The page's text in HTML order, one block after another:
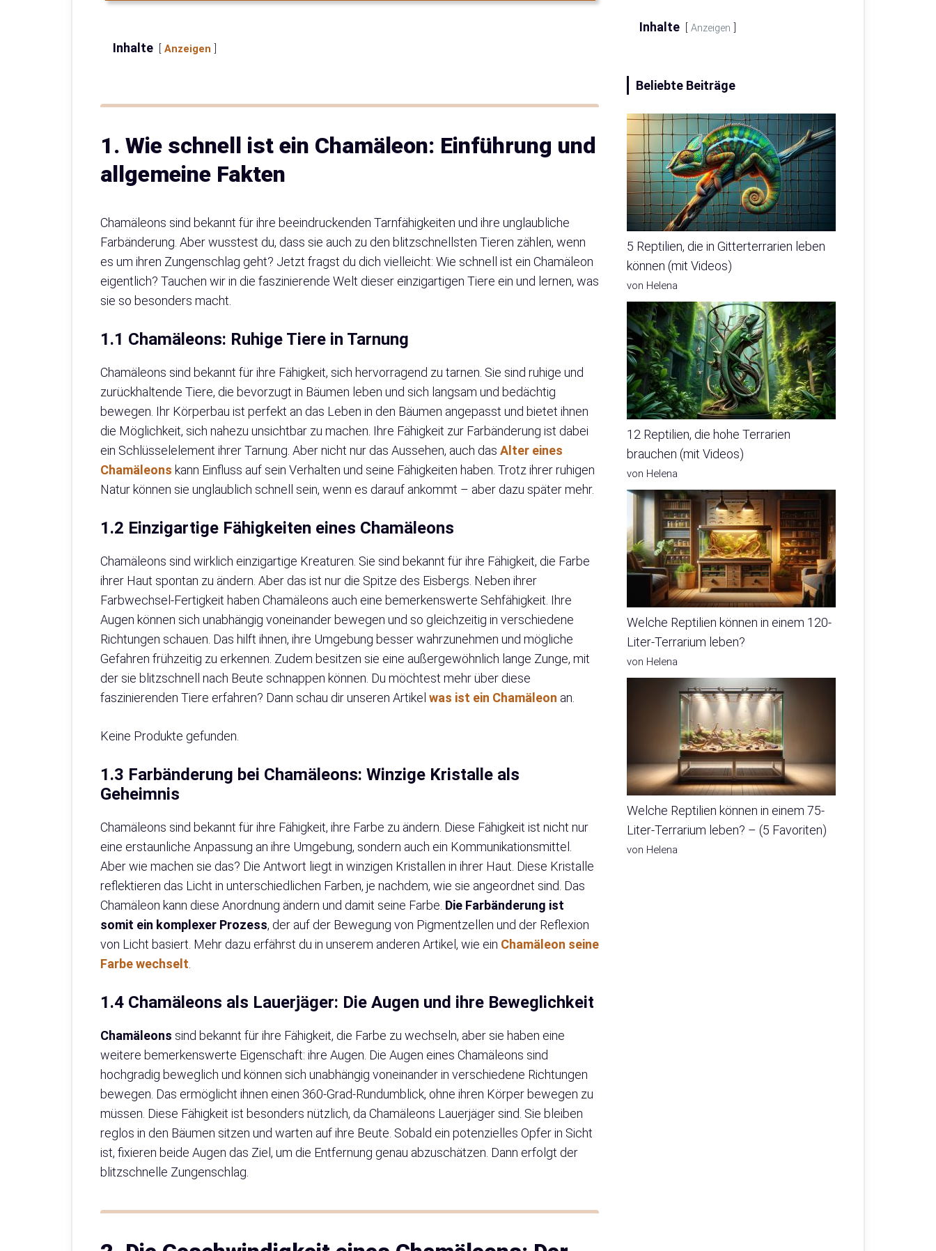
Inhalte Anzeigen
1. Wie schnell ist ein Chamäleon: Einführung und
allgemeine Fakten
Chamäleons sind bekannt für ihre beeindruckenden Tarnfähigkeiten und ihre unglaubliche
Farbänderung. Aber wusstest du, dass sie auch zu den blitzschnellsten Tieren zählen, wenn
es um ihren Zungenschlag geht? Jetzt fragst du dich vielleicht: Wie schnell ist ein Chamäleon
eigentlich? Tauchen wir in die faszinierende Welt dieser einzigartigen Tiere ein und lernen, was
sie so besonders macht.
1.1 Chamäleons: Ruhige Tiere in Tarnung
Chamäleons sind bekannt für ihre Fähigkeit, sich hervorragend zu tarnen. Sie sind ruhige und
zurückhaltende Tiere, die bevorzugt in Bäumen leben und sich langsam und bedächtig
bewegen. Ihr Körperbau ist perfekt an das Leben in den Bäumen angepasst und bietet ihnen
die Möglichkeit, sich nahezu unsichtbar zu machen. Ihre Fähigkeit zur Farbänderung ist dabei
ein Schlüsselelement ihrer Tarnung. Aber nicht nur das Aussehen, auch das Alter eines
Chamäleons kann Einfluss auf sein Verhalten und seine Fähigkeiten haben. Trotz ihrer ruhigen
Natur können sie unglaublich schnell sein, wenn es darauf ankommt – aber dazu später mehr.
1.2 Einzigartige Fähigkeiten eines Chamäleons
Chamäleons sind wirklich einzigartige Kreaturen. Sie sind bekannt für ihre Fähigkeit, die Farbe
ihrer Haut spontan zu ändern. Aber das ist nur die Spitze des Eisbergs. Neben ihrer
Farbwechsel-Fertigkeit haben Chamäleons auch eine bemerkenswerte Sehfähigkeit. Ihre
Augen können sich unabhängig voneinander bewegen und so gleichzeitig in verschiedene
Richtungen schauen. Das hilft ihnen, ihre Umgebung besser wahrzunehmen und mögliche
Gefahren frühzeitig zu erkennen. Zudem besitzen sie eine außergewöhnlich lange Zunge, mit
der sie blitzschnell nach Beute schnappen können. Du möchtest mehr über diese
faszinierenden Tiere erfahren? Dann schau dir unseren Artikel was ist ein Chamäleon an.
Keine Produkte gefunden.
1.3 Farbänderung bei Chamäleons: Winzige Kristalle als
Geheimnis
Chamäleons sind bekannt für ihre Fähigkeit, ihre Farbe zu ändern. Diese Fähigkeit ist nicht nur
eine erstaunliche Anpassung an ihre Umgebung, sondern auch ein Kommunikationsmittel.
Aber wie machen sie das? Die Antwort liegt in winzigen Kristallen in ihrer Haut. Diese Kristalle
reflektieren das Licht in unterschiedlichen Farben, je nachdem, wie sie angeordnet sind. Das
Chamäleon kann diese Anordnung ändern und damit seine Farbe. Die Farbänderung ist
somit ein komplexer Prozess, der auf der Bewegung von Pigmentzellen und der Reflexion
von Licht basiert. Mehr dazu erfährst du in unserem anderen Artikel, wie ein Chamäleon seine
Farbe wechselt.
1.4 Chamäleons als Lauerjäger: Die Augen und ihre Beweglichkeit
Chamäleons sind bekannt für ihre Fähigkeit, die Farbe zu wechseln, aber sie haben eine
weitere bemerkenswerte Eigenschaft: ihre Augen. Die Augen eines Chamäleons sind
hochgradig beweglich und können sich unabhängig voneinander in verschiedene Richtungen
bewegen. Das ermöglicht ihnen einen 360-Grad-Rundumblick, ohne ihren Körper bewegen zu
müssen. Diese Fähigkeit ist besonders nützlich, da Chamäleons Lauerjäger sind. Sie bleiben
reglos in den Bäumen sitzen und warten auf ihre Beute. Sobald ein potenzielles Opfer in Sicht
ist, fixieren beide Augen das Ziel, um die Entfernung genau abzuschätzen. Dann erfolgt der
blitzschnelle Zungenschlag.
Inhalte Anzeigen
Beliebte Beiträge
5 Reptilien, die in Gitterterrarien leben
können (mit Videos)
von Helena
12 Reptilien, die hohe Terrarien
brauchen (mit Videos)
von Helena
Welche Reptilien können in einem 120-
Liter-Terrarium leben?
von Helena
Welche Reptilien können in einem 75-
Liter-Terrarium leben? – (5 Favoriten)
von Helena